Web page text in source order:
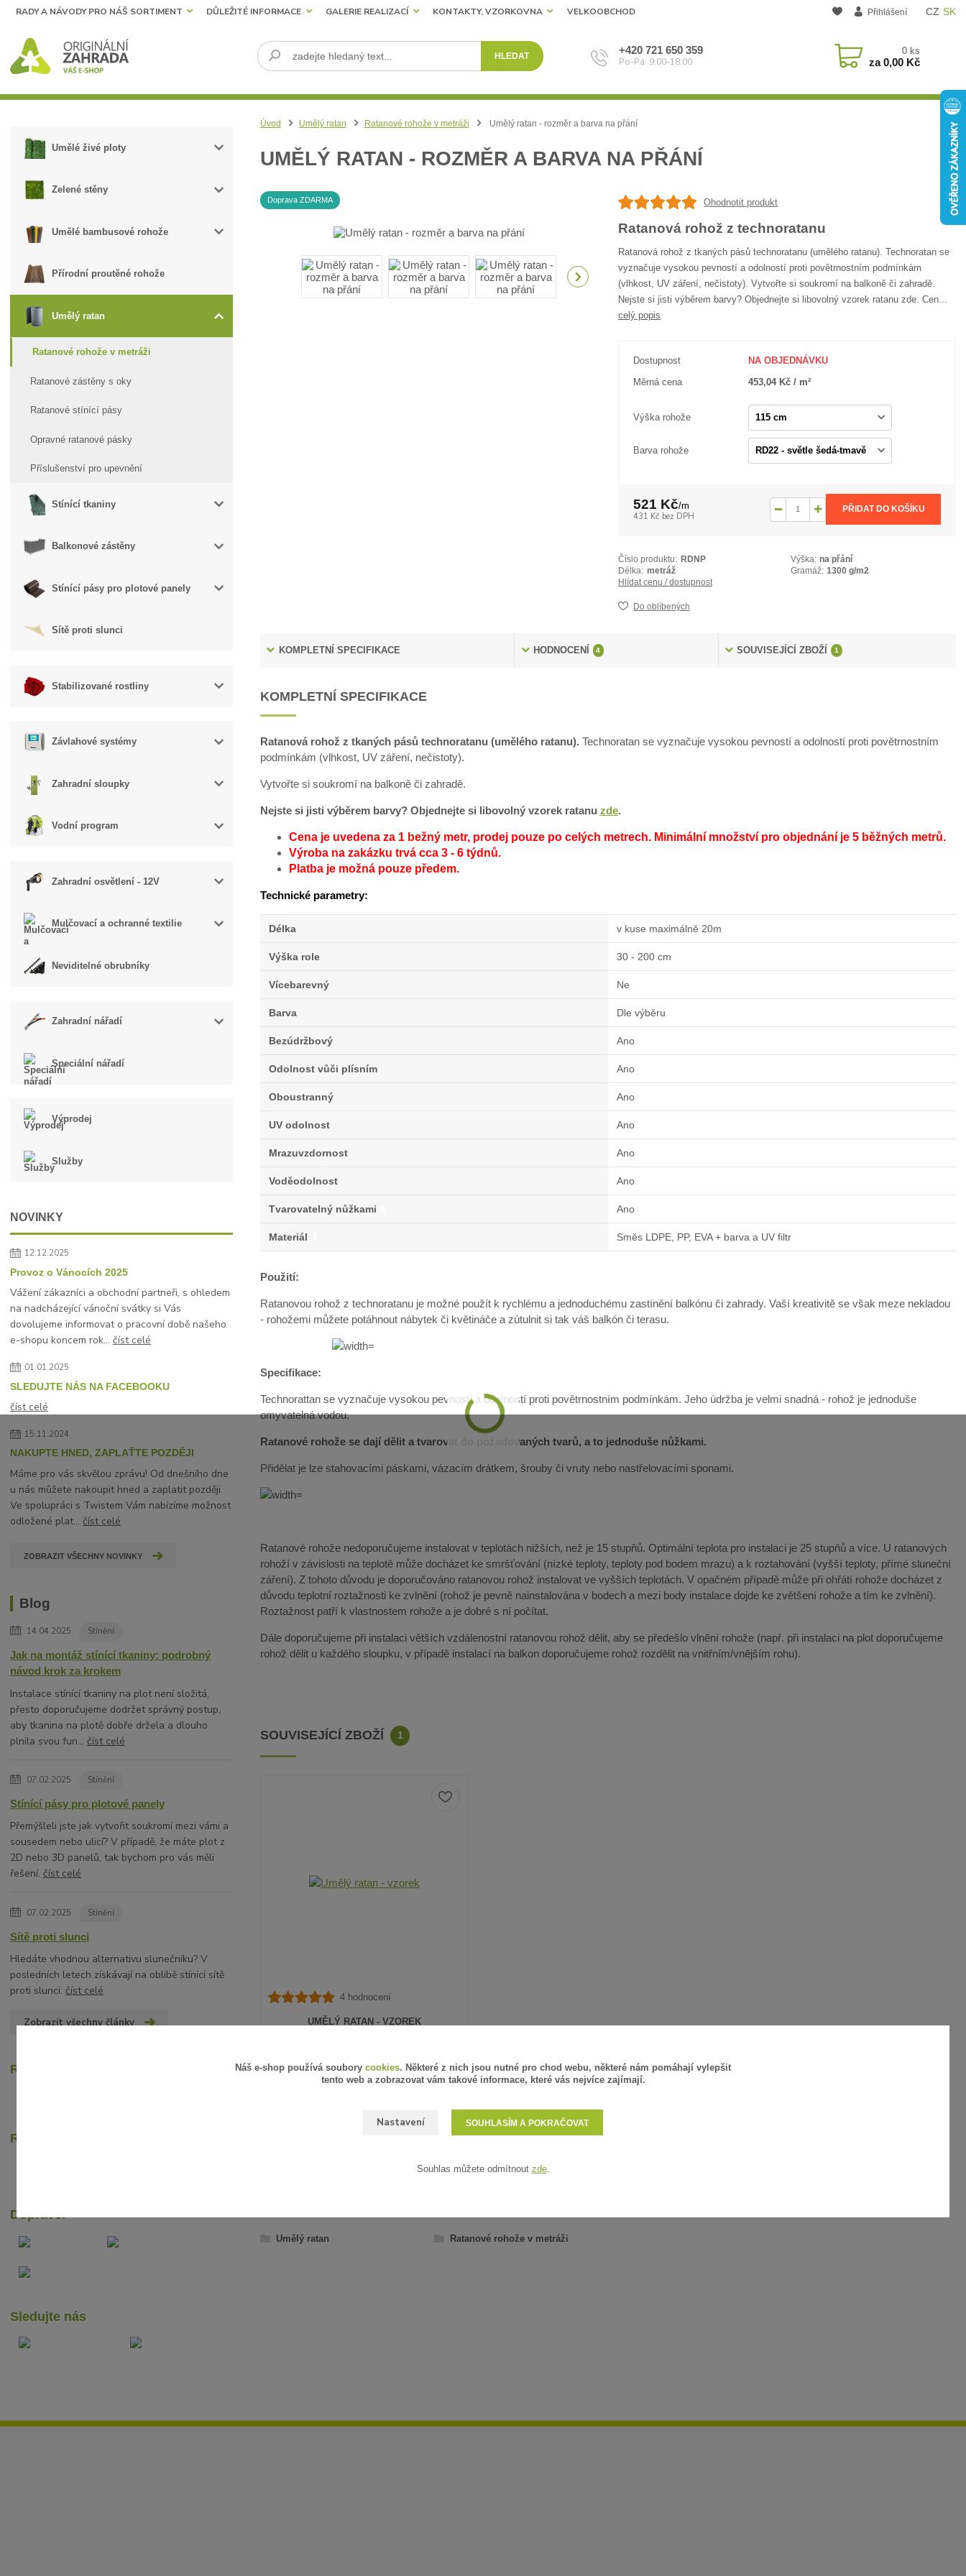
CZ SK
RADY A NÁVODY PRO NÁŠ SORTIMENT DŮLEŽITÉ INFORMACE GALERIE REALIZACÍ KONTAKTY, VZORKOVNA VELKOOBCHOD Přihlášení
HLEDAT +420 721 650 359
Po-Pá: 9:00-18:00
0 ks
za0,00 Kč
Umělé živé ploty
Zelené stěny
Umělé bambusové rohože
Přírodní proutěné rohože
Umělý ratan
Ratanové rohože v metráži
Ratanové zástěny s oky
Ratanové stínící pásy
Opravné ratanové pásky
Příslušenství pro upevnění
Stínící tkaniny
Balkonové zástěny
Stínící pásy pro plotové panely
Sítě proti slunci
Stabilizované rostliny
Závlahové systémy
Zahradní sloupky
Vodní program
Zahradní osvětlení - 12V
Mulčovací a ochranné textilie
Neviditelné obrubníky
Zahradní nářadí
Speciální nářadí
Výprodej
Služby
NOVINKY
12.12.2025
Provoz o Vánocích 2025
Vážení zákazníci a obchodní partneři, s ohledem
na nadcházející vánoční svátky si Vás
dovolujeme informovat o pracovní době našeho
e-shopu koncem rok...číst celé
01.01.2025
SLEDUJTE NÁS NA FACEBOOKU
číst celé
15.11.2024
NAKUPTE HNED, ZAPLAŤTE POZDĚJI
Máme pro vás skvělou zprávu! Od dnešního dne
u nás můžete nakoupit hned a zaplatit později.
Ve spolupráci s Twistem Vám nabízíme možnost
odložené plat...číst celé
ZOBRAZIT VŠECHNY NOVINKY
Blog
14.04.2025 Stínění
Jak na montáž stínící tkaniny: podrobný
návod krok za krokem
Instalace stínící tkaniny na plot není složitá,
přesto doporučujeme dodržet správný postup,
aby tkanina na plotě dobře držela a dlouho
plnila svou fun...číst celé
07.02.2025 Stínění
Stínící pásy pro plotové panely
Přemýšleli jste jak vytvořit soukromí mezi vámi a
sousedem nebo ulicí? V případě, že máte plot z
2D nebo 3D panelů, tak bychom pro vás měli
řešení.číst celé
07.02.2025 Stínění
Sítě proti slunci
Hledáte vhodnou alternativu slunečníku? V
posledních letech získávají na oblibě stínící sítě
proti slunci.číst celé
Zobrazit všechny články
Recenze zákazníků
Rychlé online platby
Dopravci
Sledujte nás
Úvod Umělý ratan Ratanové rohože v metráži Umělý ratan - rozměr a barva na přání
UMĚLÝ RATAN - ROZMĚR A BARVA NA PŘÁNÍ
Doprava ZDARMA Ohodnotit produkt
Ratanová rohož z technoratanu
Ratanová rohož z tkaných pásů technoratanu (umělého ratanu). Technoratan se
vyznačuje vysokou pevností a odolností proti povětrnostním podmínkám
(vlhkost, UV záření, nečistoty). Vytvořte si soukromí na balkoně či zahradě.
Nejste si jisti výběrem barvy? Objednejte si libovolný vzorek ratanu zde. Cen...
celý popis
Dostupnost NA OBJEDNÁVKU
Měrná cena 453,04 Kč / m²
Výška rohože
Barva rohože
521 Kč/m
431 Kč bez DPH
PŘIDAT DO KOŠÍKU
Číslo produktu: RDNP Výška: na přání
Délka: metráž Gramáž: 1300 g/m2
Hlídat cenu / dostupnost
Do oblíbených
KOMPLETNÍ SPECIFIKACE HODNOCENÍ 4 SOUVISEJÍCÍ ZBOŽÍ 1
KOMPLETNÍ SPECIFIKACE
Ratanová rohož z tkaných pásů technoratanu (umělého ratanu).Technoratan se vyznačuje vysokou pevností a odolností proti povětrnostním
podmínkám (vlhkost, UV záření, nečistoty).
Vytvořte si soukromí na balkoně či zahradě.
Nejste si jisti výběrem barvy? Objednejte si libovolný vzorek ratanu zde.
Cena je uvedena za 1 bežný metr, prodej pouze po celých metrech. Minimální množství pro objednání je 5 běžných metrů.
Výroba na zakázku trvá cca 3 - 6 týdnů.
Platba je možná pouze předem.
Technické parametry:
Délka v kuse maximálně 20m
Výška role 30 - 200 cm
Vícebarevný Ne
Barva Dle výběru
Bezúdržbový Ano
Odolnost vůči plísním Ano
Oboustranný Ano
UV odolnost Ano
Mrazuvzdornost Ano
Voděodolnost Ano
Tvarovatelný nůžkami Ano
Materiál Směs LDPE, PP, EVA + barva a UV filtr
Použití:
Ratanovou rohož z technoratanu je možné použít k rychlému a jednoduchému zastínění balkónu či zahrady. Vaší kreativitě se však meze nekladou
- rohožemi můžete potáhnout nábytek či květináče a zútulnit si tak váš balkón či terasu.
Specifikace:
Technorattan se vyznačuje vysokou pevností a odolností proti povětrnostním podmínkám. Jeho údržba je velmi snadná - rohož je jednoduše
omyvatelná vodou.
Ratanové rohože se dají dělit a tvarovat do požadovaných tvarů, a to jednoduše nůžkami.
Přidělat je lze stahovacími páskami, vázacím drátkem, šrouby či vruty nebo nastřelovacími sponami.
Ratanové rohože nedoporučujeme instalovat v teplotách nižších, než je 15 stupňů. Optimální teplota pro instalaci je 25 stupňů a více. U ratanových
rohoží v závislosti na teplotě může docházet ke smršťování (nízké teploty, teploty pod bodem mrazu) a k roztahování (vyšší teploty, přímé sluneční
záření). Z tohoto důvodu je doporučováno ratanovou rohož instalovat ve vyšších teplotách. V opačném případě může při ohřátí rohože docházet z
důvodu teplotní roztažnosti ke zvlnění (rohož je pevně nainstalována v bodech a mezi body instalace dojde ke zvětšení rohože a tím ke zvlnění).
Roztažnost patří k vlastnostem rohože a je dobré s ní počítat.
Dále doporučujeme při instalaci větších vzdálenostní ratanovou rohož dělit, aby se předešlo vlnění rohože (např. při instalaci na plot doporučujeme
rohož dělit u každého sloupku, v případě instalací na balkon doporučujeme rohož rozdělit na vnitřním/vnějším rohu).
SOUVISEJÍCÍ ZBOŽÍ 1
4 hodnocení
UMĚLÝ RATAN - VZOREK
12 Kč bez DPH
Umělý ratan Ratanové rohože v metráži
Náš e-shop používá soubory cookies. Některé z nich jsou nutné pro chod webu, některé nám pomáhají vylepšit
tento web a zobrazovat vám takové informace, které vás nejvíce zajímají.
Nastavení SOUHLASÍM A POKRAČOVAT
Souhlas můžete odmítnout zde.